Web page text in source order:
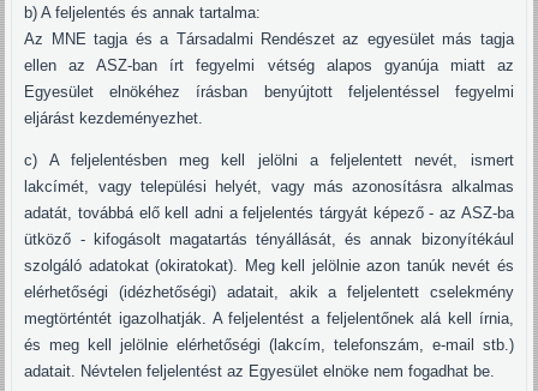
b) A feljelentés és annak tartalma:
Az MNE tagja és a Társadalmi Rendészet az egyesület más tagja
ellen az ASZ-ban írt fegyelmi vétség alapos gyanúja miatt az
Egyesület elnökéhez írásban benyújtott feljelentéssel fegyelmi
eljárást kezdeményezhet.
c) A feljelentésben meg kell jelölni a feljelentett nevét, ismert
lakcímét, vagy települési helyét, vagy más azonosításra alkalmas
adatát, továbbá elő kell adni a feljelentés tárgyát képező - az ASZ-ba
ütköző - kifogásolt magatartás tényállását, és annak bizonyítékául
szolgáló adatokat (okiratokat). Meg kell jelölnie azon tanúk nevét és
elérhetőségi (idézhetőségi) adatait, akik a feljelentett cselekmény
megtörténtét igazolhatják. A feljelentést a feljelentőnek alá kell írnia,
és meg kell jelölnie elérhetőségi (lakcím, telefonszám, e-mail stb.)
adatait. Névtelen feljelentést az Egyesület elnöke nem fogadhat be.